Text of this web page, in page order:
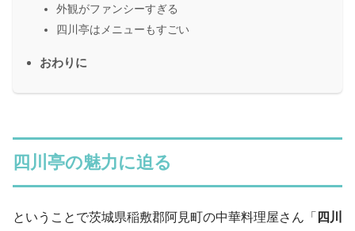
外観がファンシーすぎる
四川亭はメニューもすごい
おわりに
四川亭の魅力に迫る
ということで茨城県稲敷郡阿見町の中華料理屋さん「 四川